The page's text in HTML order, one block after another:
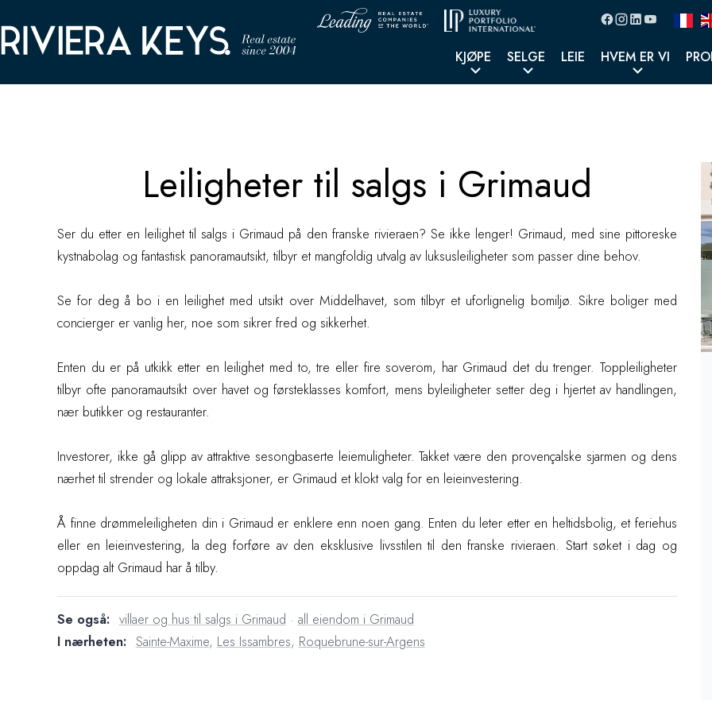
KJØPE SELGE LEIE HVEM ER VI
Leiligheter til salgs i Grimaud
Leiligheter til salgs i Grimaud
Ser du etter en leilighet til salgs i Grimaud på den franske rivieraen? Se ikke lenger! Grimaud, med sine pittoreske
kystnabolag og fantastisk panoramautsikt, tilbyr et mangfoldig utvalg av luksusleiligheter som passer dine behov.
Se for deg å bo i en leilighet med utsikt over Middelhavet, som tilbyr et uforlignelig bomiljø. Sikre boliger med
concierger er vanlig her, noe som sikrer fred og sikkerhet.
Enten du er på utkikk etter en leilighet med to, tre eller fire soverom, har Grimaud det du trenger. Toppleiligheter
tilbyr ofte panoramautsikt over havet og førsteklasses komfort, mens byleiligheter setter deg i hjertet av handlingen,
nær butikker og restauranter.
Investorer, ikke gå glipp av attraktive sesongbaserte leiemuligheter. Takket være den provençalske sjarmen og dens
nærhet til strender og lokale attraksjoner, er Grimaud et klokt valg for en leieinvestering.
Å finne drømmeleiligheten din i Grimaud er enklere enn noen gang. Enten du leter etter en heltidsbolig, et feriehus
eller en leieinvestering, la deg forføre av den eksklusive livsstilen til den franske rivieraen. Start søket i dag og
oppdag alt Grimaud har å tilby.
Se også: villaer og hus til salgs i Grimaud · all eiendom i Grimaud
I nærheten: Sainte-Maxime, Les Issambres, Roquebrune-sur-Argens